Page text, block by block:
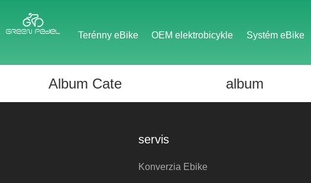
Terénny eBike OEM elektrobicykle Systém eBike
Album Cate album
servis
Konverzia Ebike